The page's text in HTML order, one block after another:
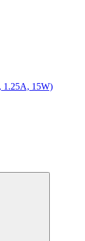
1.25A, 15W)